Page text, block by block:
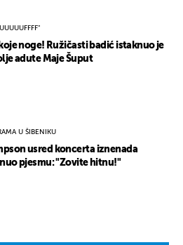
noge! Ružičasti badić istaknuo je
adute Maje Šuput
U ŠIBENIKU
usred koncerta iznenada
pjesmu: "Zovite hitnu!"